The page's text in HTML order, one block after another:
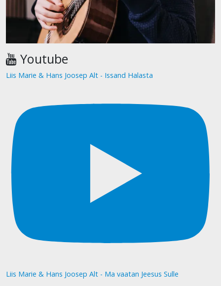
Youtube
Liis Marie & Hans Joosep Alt - Issand Halasta
Liis Marie & Hans Joosep Alt - Ma vaatan Jeesus Sulle